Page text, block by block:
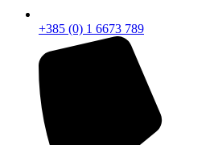
+385 (0) 1 6673 789